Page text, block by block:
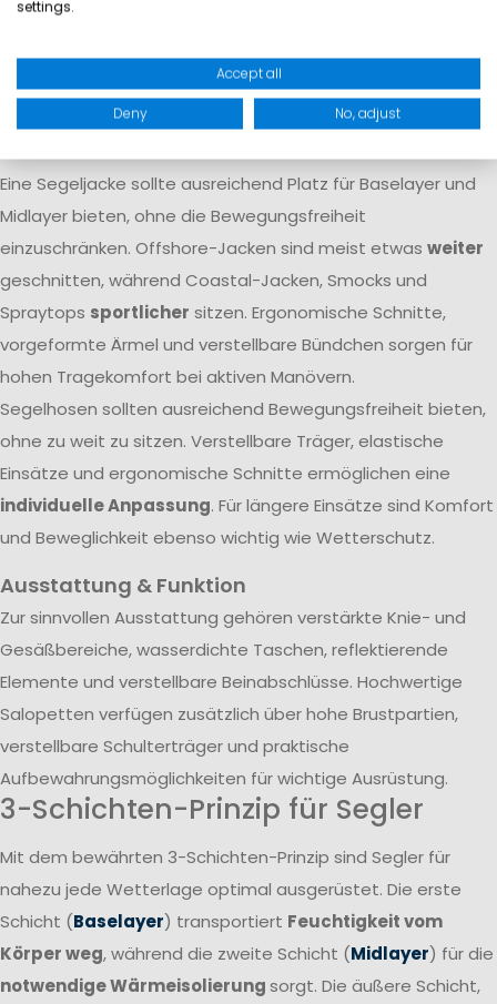
Atmungsaktivität dafür, dass Feuchtigkeit von innen nach
außen transportiert wird. Nur das Zusammenspiel beider
Eigenschaftengarantiert langfristigen Komfortauf dem
Eine Segeljacke sollte ausreichend Platz für Baselayer und
Midlayer bieten, ohne die Bewegungsfreiheit
einzuschränken. Offshore-Jacken sind meist etwas weiter
geschnitten, während Coastal-Jacken, Smocks und
Spraytops sportlicher sitzen. Ergonomische Schnitte,
vorgeformte Ärmel und verstellbare Bündchen sorgen für
hohen Tragekomfort bei aktiven Manövern.
Segelhosen sollten ausreichend Bewegungsfreiheit bieten,
ohne zu weit zu sitzen. Verstellbare Träger, elastische
Einsätze und ergonomische Schnitte ermöglichen eine
individuelle Anpassung. Für längere Einsätze sind Komfort
und Beweglichkeit ebenso wichtig wie Wetterschutz.
Ausstattung & Funktion
Zur sinnvollen Ausstattung gehören verstärkte Knie- und
Gesäßbereiche, wasserdichte Taschen, reflektierende
Elemente und verstellbare Beinabschlüsse. Hochwertige
Salopetten verfügen zusätzlich über hohe Brustpartien,
verstellbare Schulterträger und praktische
Aufbewahrungsmöglichkeiten für wichtige Ausrüstung.
3-Schichten-Prinzip für Segler
Mit dem bewährten 3-Schichten-Prinzip sind Segler für
nahezu jede Wetterlage optimal ausgerüstet. Die erste
Schicht (Baselayer) transportiert Feuchtigkeit vom
Körper weg, während die zweite Schicht (Midlayer) für die
notwendige Wärmeisolierungsorgt. Die äußere Schicht,
settings.
Accept all
Deny No, adjust